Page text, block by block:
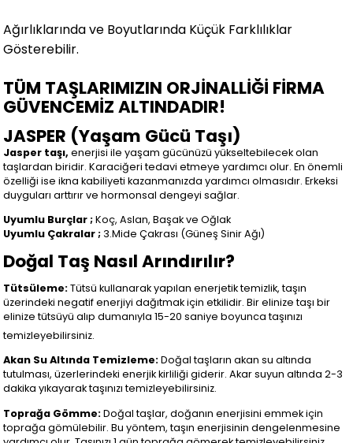
Ağırlıklarında ve Boyutlarında Küçük Farklılıklar
Gösterebilir.
TÜM TAŞLARIMIZIN ORJİNALLİĞİ FİRMA
GÜVENCEMİZ ALTINDADIR!
JASPER (Yaşam Gücü Taşı)
Jasper taşı,enerjisi ile yaşam gücünüzü yükseltebilecek olan
taşlardan biridir. Karaciğeri tedavi etmeye yardımcı olur. En önemli
özelliği ise ikna kabiliyeti kazanmanızda yardımcı olmasıdır. Erkeksi
duyguları arttırır ve hormonsal dengeyi sağlar.
Uyumlu Burçlar ;Koç, Aslan, Başak ve Oğlak
Uyumlu Çakralar ; 3.Mide Çakrası (Güneş Sinir Ağı)
Doğal Taş Nasıl Arındırılır?
Tütsüleme:Tütsü kullanarak yapılan enerjetik temizlik, taşın
üzerindeki negatif enerjiyi dağıtmak için etkilidir. Bir elinize taşı bir
elinize tütsüyü alıp dumanıyla 15-20 saniye boyunca taşınızı
temizleyebilirsiniz.
Akan Su Altında Temizleme:Doğal taşların akan su altında
tutulması, üzerlerindeki enerjik kirliliği giderir. Akar suyun altında 2-3
dakika yıkayarak taşınızı temizleyebilirsiniz.
Toprağa Gömme:Doğal taşlar, doğanın enerjisini emmek için
toprağa gömülebilir. Bu yöntem, taşın enerjisinin dengelenmesine